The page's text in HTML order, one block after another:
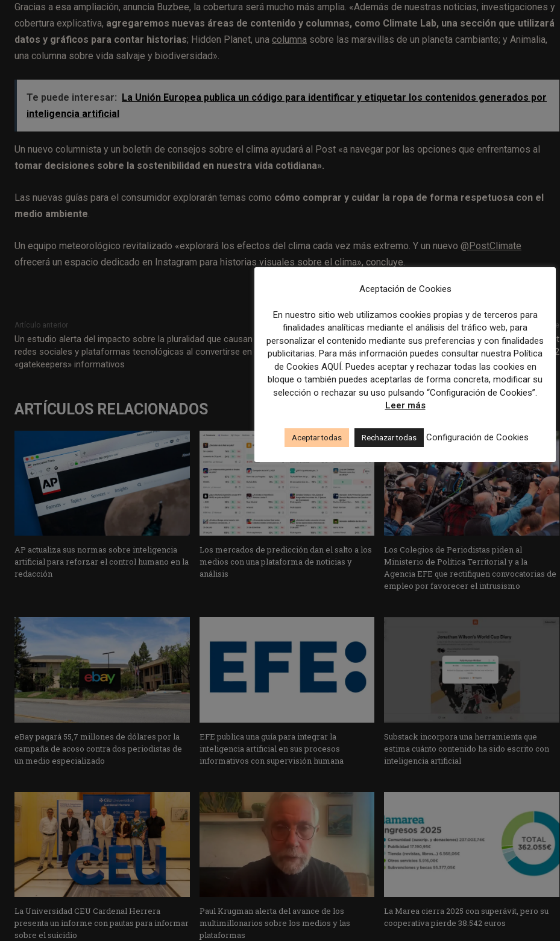
Gracias a esa ampliación, anuncia Buzbee, la cobertura será mucho más amplia. «Además de nuestras noticias, investigaciones y
cobertura explicativa, agregaremos nuevas áreas de contenido y columnas, como Climate Lab, una sección que utilizará
datos y gráficos para contar historias; Hidden Planet, una columna sobre las maravillas de un planeta cambiante; y Animalia,
una columna sobre vida salvaje y biodiversidad».
Te puede interesar: La Unión Europea publica un código para identificar y etiquetar los contenidos generados por
inteligencia artificial
Un nuevo columnista y un boletín de consejos sobre el clima ayudará al Post «a navegar por las opciones que enfrentamos al
tomar decisiones sobre la sostenibilidad en nuestra vida cotidiana».
Las nuevas guías para el consumidor explorarán temas como cómo comprar y cuidar la ropa de forma respetuosa con el
medio ambiente.
Un equipo meteorológico revitalizado «explorará los efectos del clima cada vez más extremo. Y un nuevo @PostClimate
ofrecerá un espacio dedicado en Instagram para historias visuales sobre el clima», concluye.
Artículo anterior
Un estudio alerta del impacto sobre la pluralidad que causan las
redes sociales y plataformas tecnológicas al convertirse en
«gatekeepers» informativos
Artículo siguiente
Words To Watch: Yale Study Analyzes If ‘WSJ’ Usage Can Affect
Markets 11/30/2022
ARTÍCULOS RELACIONADOS
AP actualiza sus normas sobre inteligencia
artificial para reforzar el control humano en la
redacción
Los mercados de predicción dan el salto a los
medios con una plataforma de noticias y
análisis
Los Colegios de Periodistas piden al
Ministerio de Política Territorial y a la
Agencia EFE que rectifiquen convocatorias de
empleo por favorecer el intrusismo
eBay pagará 55,7 millones de dólares por la
campaña de acoso contra dos periodistas de
un medio especializado
EFE publica una guía para integrar la
inteligencia artificial en sus procesos
informativos con supervisión humana
Substack incorpora una herramienta que
estima cuánto contenido ha sido escrito con
inteligencia artificial
La Universidad CEU Cardenal Herrera
presenta un informe con pautas para informar
sobre el suicidio
Paul Krugman alerta del avance de los
multimillonarios sobre los medios y las
plataformas
La Marea cierra 2025 con superávit, pero su
cooperativa pierde 38.542 euros
Aceptación de Cookies
En nuestro sitio web utilizamos cookies propias y de terceros para
finalidades analíticas mediante el análisis del tráfico web, para
personalizar el contenido mediante sus preferencias y con finalidades
publicitarias. Para más información puedes consultar nuestra Política
de Cookies AQUÍ. Puedes aceptar y rechazar todas las cookies en
bloque o también puedes aceptarlas de forma concreta, modificar su
selección o rechazar su uso pulsando “Configuración de Cookies”.
Leer más
Aceptar todas Rechazar todas Configuración de Cookies